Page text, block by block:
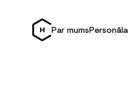
Par mums